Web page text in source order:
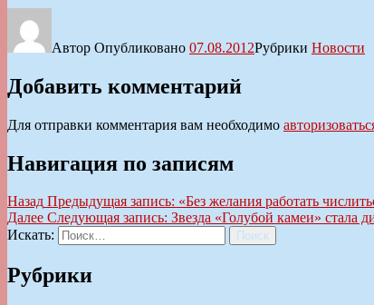
Автор Опубликовано 07.08.2012Рубрики Новости
Добавить комментарий
Для отправки комментария вам необходимо
Навигация по записям
Назад Предыдущая запись: «Без желания работать
Далее Следующая запись: Звезда «Голубой камеи»
Искать:
Поиск
Рубрики